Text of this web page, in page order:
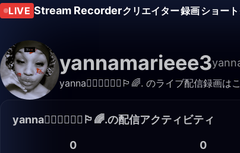
LIVE Stream Recorderクリエイター録画ショー
yannamarieee3
yanna👩🏽‍❤️‍💋‍👩🏾🏳️‍🌈. のライブ配信録画
yanna👩🏽‍❤️‍💋‍👩🏾🏳️‍🌈.の配信アクティビティ
0 0